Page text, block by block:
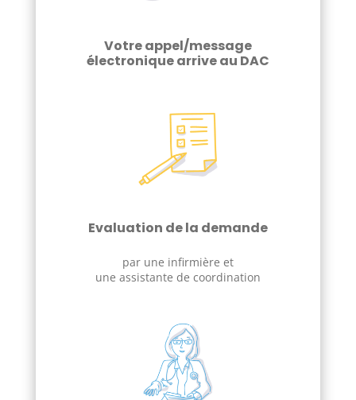
Votre appel/message
électronique arrive au DAC
Evaluation de la demande
par une infirmière et
une assistante de coordination